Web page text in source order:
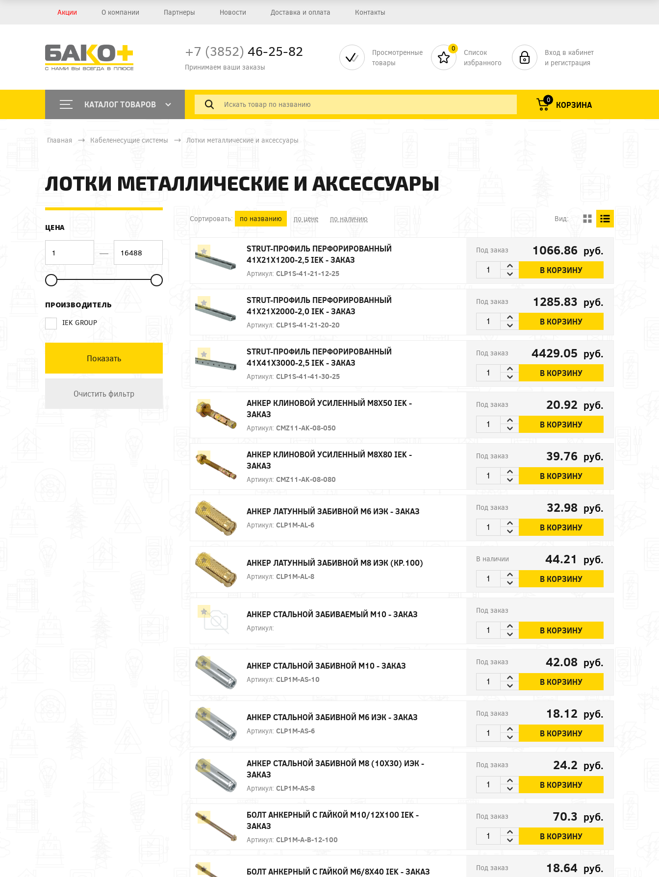
Акции О компании Партнеры Новости Доставка и оплата Контакты
+7 (3852) 46-25-82
Принимаем ваши заказы
Просмотренные
товары
0
Список
избранного
Вход в кабинет
и регистрация
КАТАЛОГ ТОВАРОВ 0 КОРЗИНА
Главная Кабеленесущие системы Лотки металлические и аксессуары
ЛОТКИ МЕТАЛЛИЧЕСКИЕ И АКСЕССУАРЫ
ЦЕНА
—
ПРОИЗВОДИТЕЛЬ
IEK GROUP
Сортировать: по названию по цене по наличию Вид:
STRUT-ПРОФИЛЬ ПЕРФОРИРОВАННЫЙ
41X21Х1200-2,5 IEK - ЗАКАЗ
Артикул: CLP1S-41-21-12-25
Под заказ 1066.86 руб.
В КОРЗИНУ
STRUT-ПРОФИЛЬ ПЕРФОРИРОВАННЫЙ
41X21Х2000-2,0 IEK - ЗАКАЗ
Артикул: CLP1S-41-21-20-20
Под заказ 1285.83 руб.
В КОРЗИНУ
STRUT-ПРОФИЛЬ ПЕРФОРИРОВАННЫЙ
41X41Х3000-2,5 IEK - ЗАКАЗ
Артикул: CLP1S-41-41-30-25
Под заказ 4429.05 руб.
В КОРЗИНУ
АНКЕР КЛИНОВОЙ УСИЛЕННЫЙ М8Х50 IEK -
ЗАКАЗ
Артикул: CMZ11-AK-08-050
Под заказ 20.92 руб.
В КОРЗИНУ
АНКЕР КЛИНОВОЙ УСИЛЕННЫЙ М8Х80 IEK -
ЗАКАЗ
Артикул: CMZ11-AK-08-080
Под заказ 39.76 руб.
В КОРЗИНУ
АНКЕР ЛАТУННЫЙ ЗАБИВНОЙ М6 ИЭК - ЗАКАЗ
Артикул: CLP1M-AL-6
Под заказ 32.98 руб.
В КОРЗИНУ
АНКЕР ЛАТУННЫЙ ЗАБИВНОЙ М8 ИЭК (КР.100)
Артикул: CLP1M-AL-8
В наличии 44.21 руб.
В КОРЗИНУ
АНКЕР СТАЛЬНОЙ ЗАБИВАЕМЫЙ М10 - ЗАКАЗ
Артикул:
Под заказ
В КОРЗИНУ
АНКЕР СТАЛЬНОЙ ЗАБИВНОЙ М10 - ЗАКАЗ
Артикул: CLP1M-AS-10
Под заказ 42.08 руб.
В КОРЗИНУ
АНКЕР СТАЛЬНОЙ ЗАБИВНОЙ М6 ИЭК - ЗАКАЗ
Артикул: CLP1M-AS-6
Под заказ 18.12 руб.
В КОРЗИНУ
АНКЕР СТАЛЬНОЙ ЗАБИВНОЙ М8 (10Х30) ИЭК -
ЗАКАЗ
Артикул: CLP1M-AS-8
Под заказ 24.2 руб.
В КОРЗИНУ
БОЛТ АНКЕРНЫЙ С ГАЙКОЙ М10/12Х100 IEK -
ЗАКАЗ
Артикул: CLP1M-A-B-12-100
Под заказ 70.3 руб.
В КОРЗИНУ
БОЛТ АНКЕРНЫЙ С ГАЙКОЙ М6/8Х40 IEK - ЗАКАЗ Под заказ 18.64 руб.